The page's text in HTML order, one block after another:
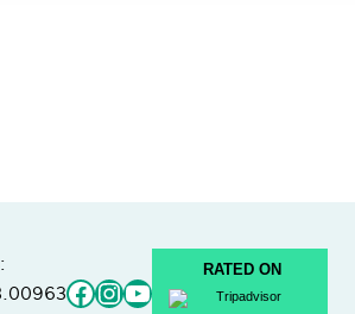
Facebook
Instagram
YouTube
RATED ON